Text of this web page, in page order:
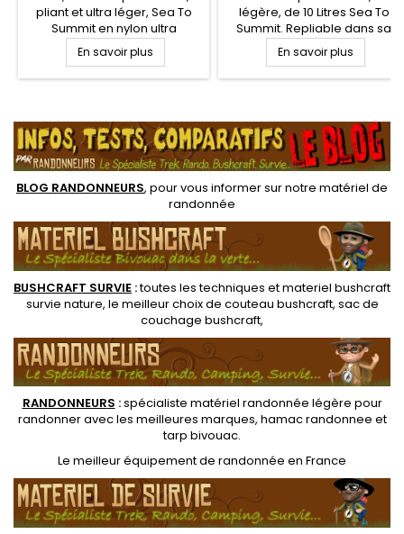
pliant et ultra léger, Sea To
Summit en nylon ultra
résistant, auto portant sur
surface plane. Coutures
soudées étanches. Poignées
alimentaire pour l'eau
potable
En savoir plus
légère, de 10 Litres Sea To
Summit. Repliable dans sa
housse, cette bassine
étanche est très compacte et
légère, parfaitement
Poignées de transport.
Résiste à l'eau chaude.
En savoir plus
BLOG RANDONNEURS, pour vous informer sur notre matériel de
randonnée
BUSHCRAFT SURVIE :toutes les techniques etmateriel bushcraft
survie nature, le meilleur choix de couteau bushcraft, sac de
couchage bushcraft,
RANDONNEURS :spécialiste matériel randonnée légère pour
randonner avec les meilleures marques, hamac randonnee et
tarp bivouac.
Le meilleur équipement de randonnée en France